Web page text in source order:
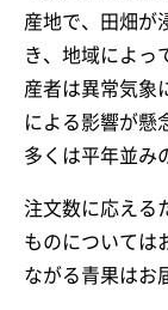
産地で、田畑が
き、地域によっ
産者は異常気象
による影響が懸
多くは平年並み
注文数に応える
ものについては
ながる青果はお